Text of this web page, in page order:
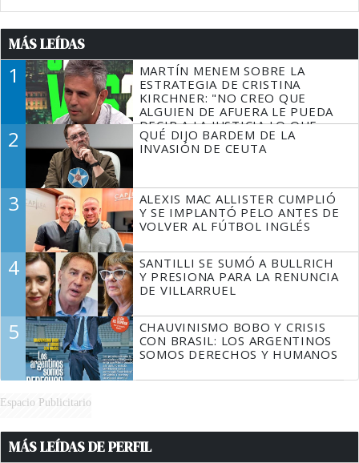
MÁS LEÍDAS
1
MARTÍN MENEM SOBRE LA
ESTRATEGIA DE CRISTINA
KIRCHNER: "NO CREO QUE
ALGUIEN DE AFUERA LE PUEDA
DECIR A LA JUSTICIA LO QUE
TIENE QUE HACER"
2
QUÉ DIJO BARDEM DE LA
INVASIÓN DE CEUTA
3
ALEXIS MAC ALLISTER CUMPLIÓ
Y SE IMPLANTÓ PELO ANTES DE
VOLVER AL FÚTBOL INGLÉS
4
SANTILLI SE SUMÓ A BULLRICH
Y PRESIONA PARA LA RENUNCIA
DE VILLARRUEL
5
CHAUVINISMO BOBO Y CRISIS
CON BRASIL: LOS ARGENTINOS
SOMOS DERECHOS Y HUMANOS
Espacio Publicitario
MÁS LEÍDAS DE PERFIL